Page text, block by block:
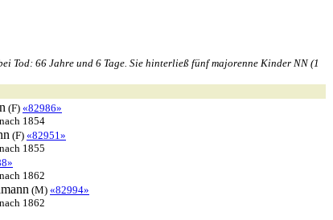
Tod: 66 Jahre und 6 Tage. Sie hinterließ fünf majorenne Kinder NN (1
(F) «82986»
1854
(F) «82951»
1855
1862
(M) «82994»
1862